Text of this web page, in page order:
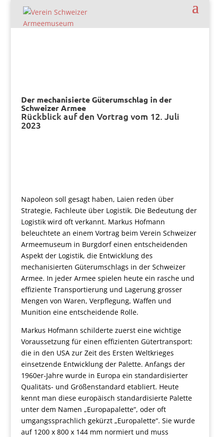
Der mechanisierte Güterumschlag in der
Schweizer Armee
Rückblick auf den Vortrag vom 12. Juli
2023
Napoleon soll gesagt haben, Laien reden über
Strategie, Fachleute über Logistik. Die Bedeutung der
Logistik wird oft verkannt. Markus Hofmann
beleuchtete an einem Vortrag beim Verein Schweizer
Armeemuseum in Burgdorf einen entscheidenden
Aspekt der Logistik, die Entwicklung des
mechanisierten Güterumschlags in der Schweizer
Armee. In jeder Armee spielen heute ein rasche und
effiziente Transportierung und Lagerung grosser
Mengen von Waren, Verpflegung, Waffen und
Munition eine entscheidende Rolle.
Markus Hofmann schilderte zuerst eine wichtige
Voraussetzung für einen effizienten Gütertransport:
die in den USA zur Zeit des Ersten Weltkrieges
einsetzende Entwicklung der Palette. Anfangs der
1960er-Jahre wurde in Europa ein standardisierter
Qualitäts- und Größenstandard etabliert. Heute
kennt man diese europäisch standardisierte Palette
unter dem Namen „Europapalette“, oder oft
umgangssprachlich gekürzt „Europalette“. Sie wurde
auf 1200 x 800 x 144 mm normiert und muss